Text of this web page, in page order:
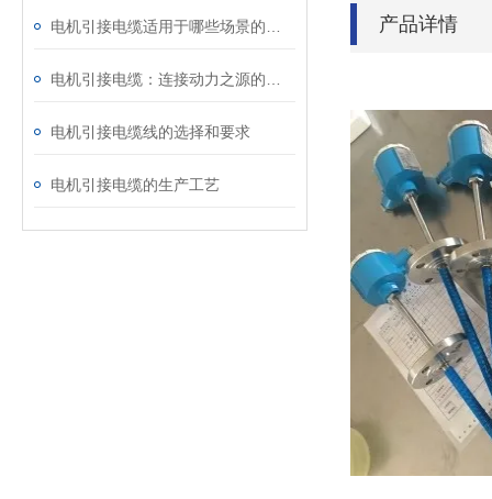
电机引接电缆线的选择和要求
电机引接电缆的生产工艺
产品详情